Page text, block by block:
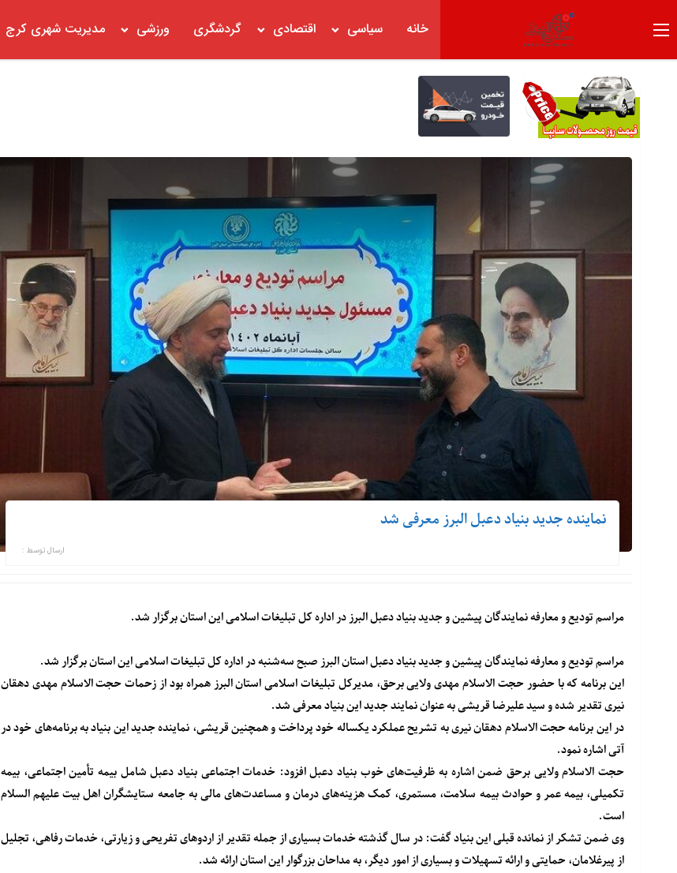
خانه سیاسی اقتصادی گردشگری ورزشی مدیریت شهری کرج
نماینده جدید بنیاد دعبل البرز معرفی شد
ارسال توسط :
مراسم تودیع و معارفه نمایندگان پیشین و جدید بنیاد دعبل البرز در اداره کل تبلیغات اسلامی این استان برگزار شد.
مراسم تودیع و معارفه نمایندگان پیشین و جدید بنیاد دعبل استان البرز صبح سه‌شنبه در اداره کل تبلیغات اسلامی این استان برگزار شد.
این برنامه که با حضور حجت الاسلام مهدی ولایی برحق، مدیرکل تبلیغات اسلامی استان البرز همراه بود از زحمات حجت الاسلام مهدی دهقان
نیری تقدیر شده و سید علیرضا قریشی به عنوان نمایند جدید این بنیاد معرفی شد.
در این برنامه حجت الاسلام دهقان نیری به تشریح عملکرد یکساله خود پرداخت و همچنین قریشی، نماینده جدید این بنیاد به برنامه‌های خود در
آتی اشاره نمود.
حجت الاسلام ولایی برحق ضمن اشاره به ظرفیت‌های خوب بنیاد دعبل افزود: خدمات اجتماعی بنیاد دعبل شامل بیمه تأمین اجتماعی، بیمه
تکمیلی، بیمه عمر و حوادث بیمه سلامت، مستمری، کمک هزینه‌های درمان و مساعدت‌های مالی به جامعه ستایشگران اهل بیت علیهم السلام
است.
وی ضمن تشکر از نمانده قبلی این بنیاد گفت: در سال گذشته خدمات بسیاری از جمله تقدیر از اردوهای تفریحی و زیارتی، خدمات رفاهی، تجلیل
از پیرغلامان، حمایتی و ارائه تسهیلات و بسیاری از امور دیگر، به مداحان بزرگوار این استان ارائه شد.